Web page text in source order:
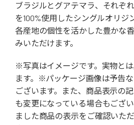
ブラジルとグアテマラ、それぞ
を100%使用したシングルオリジ
各産地の個性を活かした豊かな
みいただけます。
※写真はイメージです。実物と
ます。※パッケージ画像は予告
ございます。また、商品表示の
も変更になっている場合もござ
ました商品の表示をご確認いた